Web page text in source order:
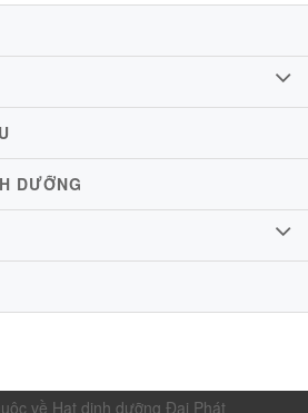
DƯỠNG
về Hạt dinh dưỡng Đại Phát